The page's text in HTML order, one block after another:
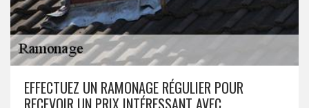
EFFECTUEZ UN RAMONAGE RÉGULIER POUR
RECEVOIR UN PRIX INTÉRESSANT AVEC